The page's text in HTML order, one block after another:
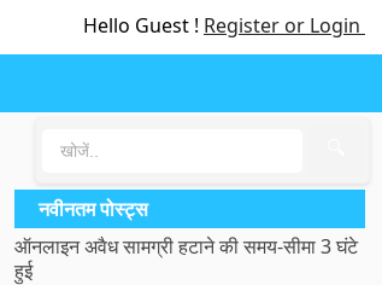
Hello Guest ! Register or Login
नवीनतम पोस्ट्स
ऑनलाइन अवैध सामग्री हटाने की समय-सीमा 3 घंटे
हुई